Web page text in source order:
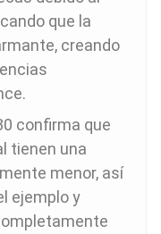
que la
creando
confirma que
tienen una
menor, así
ejemplo y